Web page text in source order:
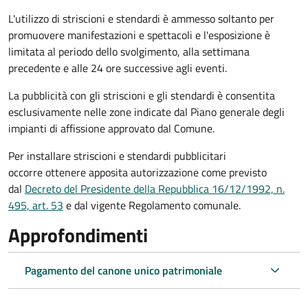
L'utilizzo di striscioni e stendardi è ammesso soltanto per
promuovere manifestazioni e spettacoli e l'esposizione è
limitata al periodo dello svolgimento, alla settimana
precedente e alle 24 ore successive agli eventi.
La pubblicità con gli striscioni e gli stendardi è consentita
esclusivamente nelle zone indicate dal Piano generale degli
impianti di affissione approvato dal Comune.
Per installare striscioni e stendardi pubblicitari
occorre ottenere apposita autorizzazione come previsto
dal Decreto del Presidente della Repubblica 16/12/1992, n.
495, art. 53 e dal vigente Regolamento comunale.
Approfondimenti
Pagamento del canone unico patrimoniale